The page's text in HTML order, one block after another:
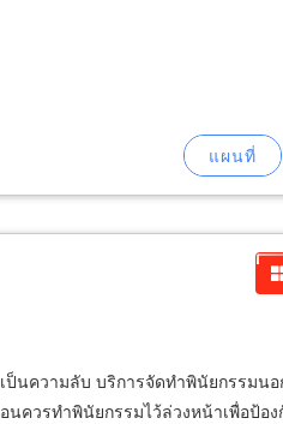
ป็นความลับ บริการจัดทำพินัยกรรมน
นควรทำพินัยกรรมไว้ล่วงหน้าเพื่อป้อ